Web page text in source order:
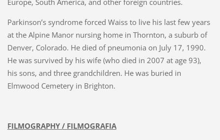
Parkinson’s syndrome forced Waiss to live his last few years
at the Alpine Manor nursing home in Thornton, a suburb of
Denver, Colorado. He died of pneumonia on July 17, 1990.
He was survived by his wife (who died in 2007 at age 93),
his sons, and three grandchildren. He was buried in
Elmwood Cemetery in Brighton.
FILMOGRAPHY / FILMOGRAFIA